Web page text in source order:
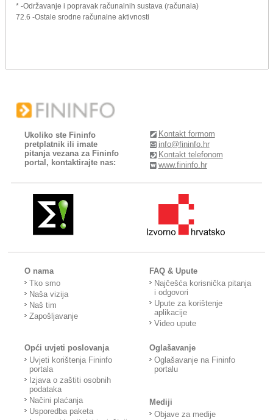
* -Održavanje i popravak računalnih sustava (računala)
72.6 -Ostale srodne računalne aktivnosti
Ukoliko ste Fininfo
pretplatnik ili imate
pitanja vezana za Fininfo
portal, kontaktirajte nas:
Kontakt formom
info@fininfo.hr
Kontakt telefonom
www.fininfo.hr
O nama
Tko smo
Naša vizija
Naš tim
Zapošljavanje
FAQ & Upute
Najčešća korisnička pitanja
i odgovori
Upute za korištenje
aplikacije
Video upute
Opći uvjeti poslovanja
Uvjeti korištenja Fininfo
portala
Izjava o zaštiti osobnih
podataka
Načini plaćanja
Usporedba paketa
Oglašavanje
Oglašavanje na Fininfo
portalu
Mediji
Objave za medije